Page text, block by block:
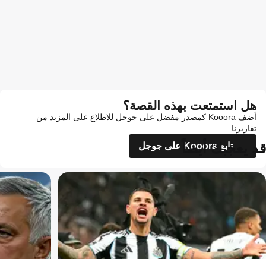
هل استمتعت بهذه القصة؟
أضف Kooora كمصدر مفضل على جوجل للاطلاع على المزيد من
تقاريرنا
تابع Kooora على جوجل
قد يعجبك أيضاً